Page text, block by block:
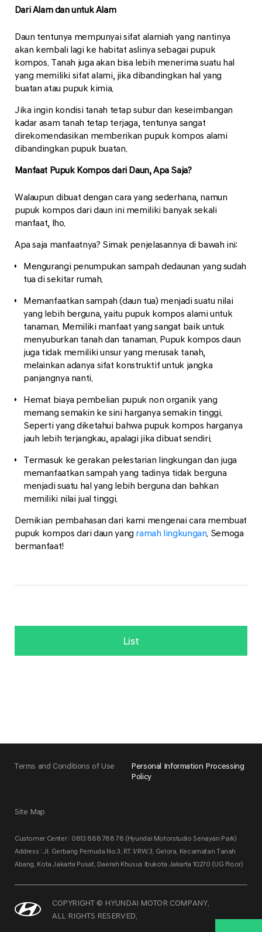
Dari Alam dan untuk Alam
Daun tentunya mempunyai sifat alamiah yang nantinya
akan kembali lagi ke habitat aslinya sebagai pupuk
kompos. Tanah juga akan bisa lebih menerima suatu hal
yang memiliki sifat alami, jika dibandingkan hal yang
buatan atau pupuk kimia.
Jika ingin kondisi tanah tetap subur dan keseimbangan
kadar asam tanah tetap terjaga, tentunya sangat
direkomendasikan memberikan pupuk kompos alami
dibandingkan pupuk buatan.
Manfaat Pupuk Kompos dari Daun, Apa Saja?
Walaupun dibuat dengan cara yang sederhana, namun
pupuk kompos dari daun ini memiliki banyak sekali
manfaat, lho.
Apa saja manfaatnya? Simak penjelasannya di bawah ini:
Mengurangi penumpukan sampah dedaunan yang sudah
tua di sekitar rumah.
Memanfaatkan sampah (daun tua) menjadi suatu nilai
yang lebih berguna, yaitu pupuk kompos alami untuk
tanaman. Memiliki manfaat yang sangat baik untuk
menyuburkan tanah dan tanaman. Pupuk kompos daun
juga tidak memiliki unsur yang merusak tanah,
melainkan adanya sifat konstruktif untuk jangka
panjangnya nanti.
Hemat biaya pembelian pupuk non organik yang
memang semakin ke sini harganya semakin tinggi.
Seperti yang diketahui bahwa pupuk kompos harganya
jauh lebih terjangkau, apalagi jika dibuat sendiri.
Termasuk ke gerakan pelestarian lingkungan dan juga
memanfaatkan sampah yang tadinya tidak berguna
menjadi suatu hal yang lebih berguna dan bahkan
memiliki nilai jual tinggi.
Demikian pembahasan dari kami mengenai cara membuat
pupuk kompos dari daun yang ramah lingkungan. Semoga
bermanfaat!
List
Terms and Conditions of Use
Personal Information Processing
Policy
Site Map
Customer Center : 0813 888 788 78 (Hyundai Motorstudio Senayan Park)
Address : Jl. Gerbang Pemuda No.3, RT.1/RW.3, Gelora, Kecamatan Tanah
Abang, Kota Jakarta Pusat, Daerah Khusus Ibukota Jakarta 10270 (UG Floor)
COPYRIGHT © HYUNDAI MOTOR COMPANY.
ALL RIGHTS RESERVED.